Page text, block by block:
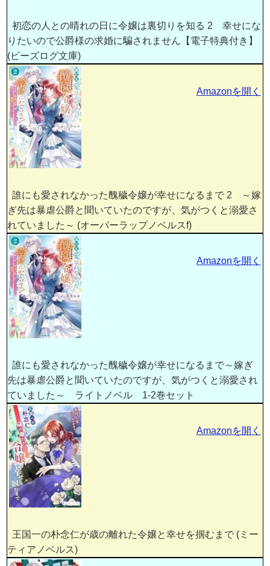
初恋の人との晴れの日に令嬢は裏切りを知る 2 幸せにな
りたいので公爵様の求婚に騙されません【電子特典付き】
(ビーズログ文庫)
誰にも愛されなかった醜穢令嬢が幸せになるまで 2 ～嫁
ぎ先は暴虐公爵と聞いていたのですが、気がつくと溺愛さ
れていました～ (オーバーラップノベルスf)
Amazonを開く
誰にも愛されなかった醜穢令嬢が幸せになるまで～嫁ぎ
先は暴虐公爵と聞いていたのですが、気がつくと溺愛され
ていました～ ライトノベル 1-2巻セット
Amazonを開く
王国一の朴念仁が歳の離れた令嬢と幸せを掴むまで (ミー
ティアノベルス)
Amazonを開く